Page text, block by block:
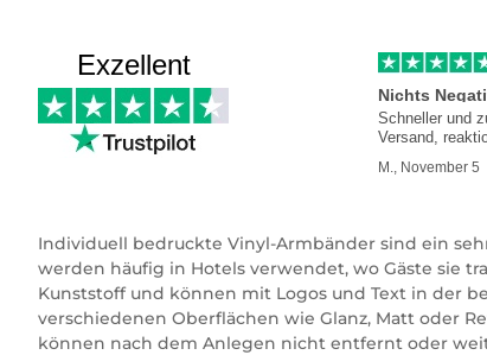
Exzellent
Nichts
Schneller und
Versand,
M., November 5
Individuell bedruckte Vinyl-Armbänder sind ein
werden häufig in Hotels verwendet, wo Gäste sie
Kunststoff und können mit Logos und Text in der
verschiedenen Oberflächen wie Glanz, Matt oder
können nach dem Anlegen nicht entfernt oder